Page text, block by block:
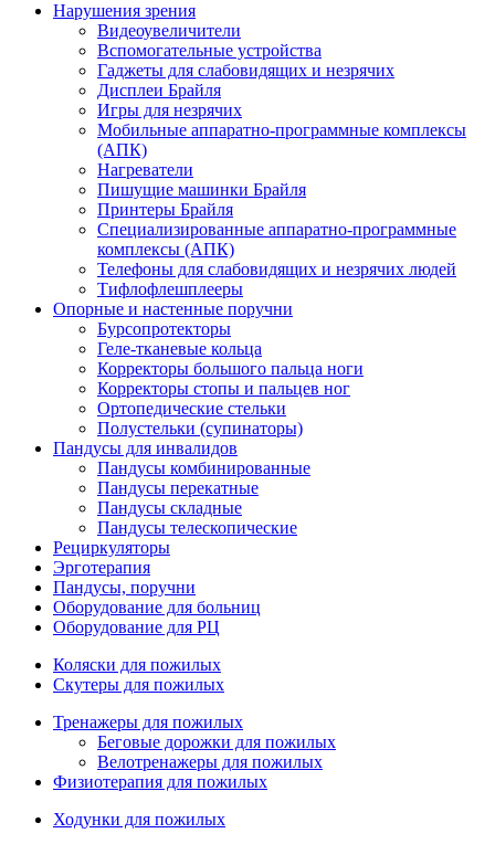
Нарушения зрения
Видеоувеличители
Вспомогательные устройства
Гаджеты для слабовидящих и незрячих
Дисплеи Брайля
Игры для незрячих
Мобильные аппаратно-программные комплексы
(АПК)
Нагреватели
Пишущие машинки Брайля
Принтеры Брайля
Специализированные аппаратно-программные
комплексы (АПК)
Телефоны для слабовидящих и незрячих людей
Тифлофлешплееры
Опорные и настенные поручни
Бурсопротекторы
Геле-тканевые кольца
Корректоры большого пальца ноги
Корректоры стопы и пальцев ног
Ортопедические стельки
Полустельки (супинаторы)
Пандусы для инвалидов
Пандусы комбинированные
Пандусы перекатные
Пандусы складные
Пандусы телескопические
Рециркуляторы
Эрготерапия
Пандусы, поручни
Оборудование для больниц
Оборудование для РЦ
Коляски для пожилых
Скутеры для пожилых
Тренажеры для пожилых
Беговые дорожки для пожилых
Велотренажеры для пожилых
Физиотерапия для пожилых
Ходунки для пожилых